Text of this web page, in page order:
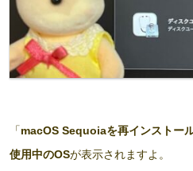
「macOS Sequoiaを再インストー
使用中のOSが表示されますよ。